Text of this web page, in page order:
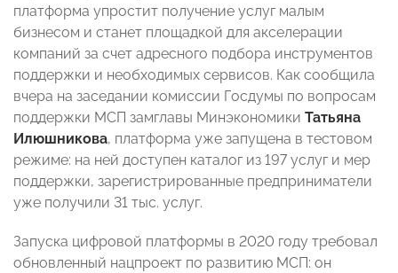
платформа упростит получение услуг малым
бизнесом и станет площадкой для акселерации
компаний за счет адресного подбора инструментов
поддержки и необходимых сервисов. Как сообщила
вчера на заседании комиссии Госдумы по вопросам
поддержки МСП замглавы Минэкономики Татьяна
Илюшникова, платформа уже запущена в тестовом
режиме: на ней доступен каталог из 197 услуг и мер
поддержки, зарегистрированные предприниматели
уже получили 31 тыс. услуг.
Запуска цифровой платформы в 2020 году требовал
обновленный нацпроект по развитию МСП: он